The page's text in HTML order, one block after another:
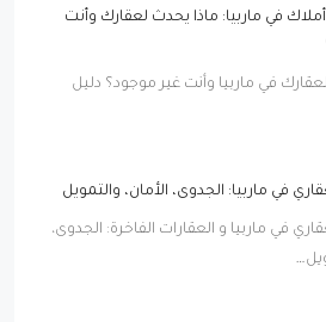
في ماربيا: ماذا يحدث لعقارك وأنت
في ماربيا وأنت غير موجود؟ دليل
في ماربيا: الجدوى، الأمان، والتمويل
في ماربيا و العقارات الفاخرة: الجدوى،